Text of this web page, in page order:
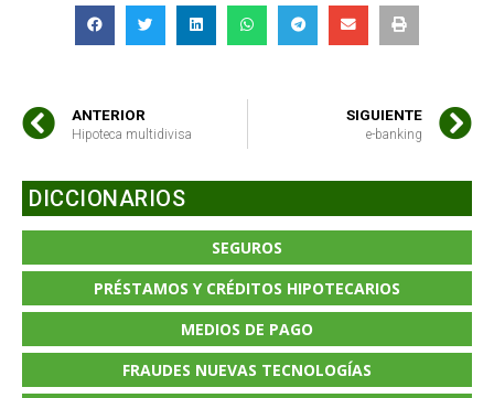
ANTERIOR
Hipoteca multidivisa
SIGUIENTE
e-banking
DICCIONARIOS
SEGUROS
PRÉSTAMOS Y CRÉDITOS HIPOTECARIOS
MEDIOS DE PAGO
FRAUDES NUEVAS TECNOLOGÍAS